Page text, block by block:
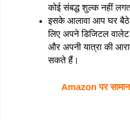
कोई संबद्ध शुल्क नहीं
इसके आलावा आप घर बैठे
लिए अपने डिजिटल
और अपनी यात्रा की
सकते हैं।
Amazon पर